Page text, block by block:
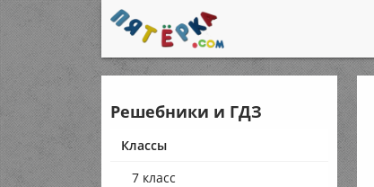
Решебники и ГДЗ
Классы
7 класс